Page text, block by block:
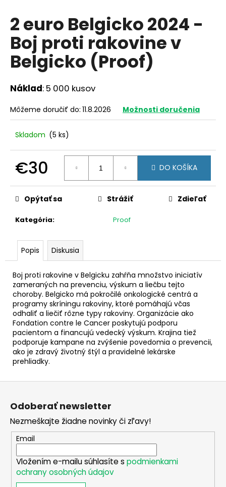
2 euro Belgicko 2024 -
Boj proti rakovine v
Belgicko (Proof)
Náklad: 5 000 kusov
Môžeme doručiť do: 11.8.2026 Možnosti doručenia
Skladom (5 ks)
€30
cena:
DO KOŠÍKA
Kategória: Proof
Opýtať sa Strážiť Zdieľať
Popis Diskusia
Boj proti rakovine v Belgicku zahŕňa množstvo iniciatív
zameraných na prevenciu, výskum a liečbu tejto
choroby. Belgicko má pokročilé onkologické centrá a
programy skríningu rakoviny, ktoré pomáhajú včas
odhaliť a liečiť rôzne typy rakoviny. Organizácie ako
Fondation contre le Cancer poskytujú podporu
pacientom a financujú vedecký výskum. Krajina tiež
podporuje kampane na zvýšenie povedomia o prevencii,
ako je zdravý životný štýl a pravidelné lekárske
prehliadky.
j
s
ť
?
O
d
p
o
ú
e
2
EURO
FRANCÚZSKO
2026
-
NÁMORNÍCTVO
(FDC)
€3,10
Z
Odoberať newsletter
Nezmeškajte žiadne novinky či zľavy!
Email
Vložením e-mailu súhlasíte s podmienkami
ochrany osobných údajov